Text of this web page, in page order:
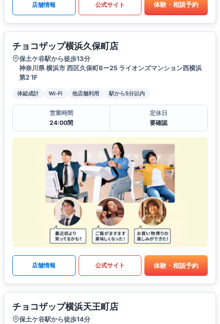
店舗情報 公式サイト 体験・相談予約
チョコザップ横浜久保町店
保土ケ谷駅から徒歩13分
神奈川県 横浜市 西区久保町6ー25 ライオンズマンション西横浜
第2 1F
体組成計 Wi-Fi 他店舗利用 駅から5分以内
営業時間
24:00間
定休日
要確認
店舗情報 公式サイト 体験・相談予約
チョコザップ横浜天王町店
保土ケ谷駅から徒歩14分